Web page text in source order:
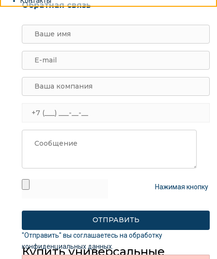
Обратная связь
Нажимая кнопку
"Отправить" вы соглашаетесь на обработку
конфиденциальных данных
Купить универсальные